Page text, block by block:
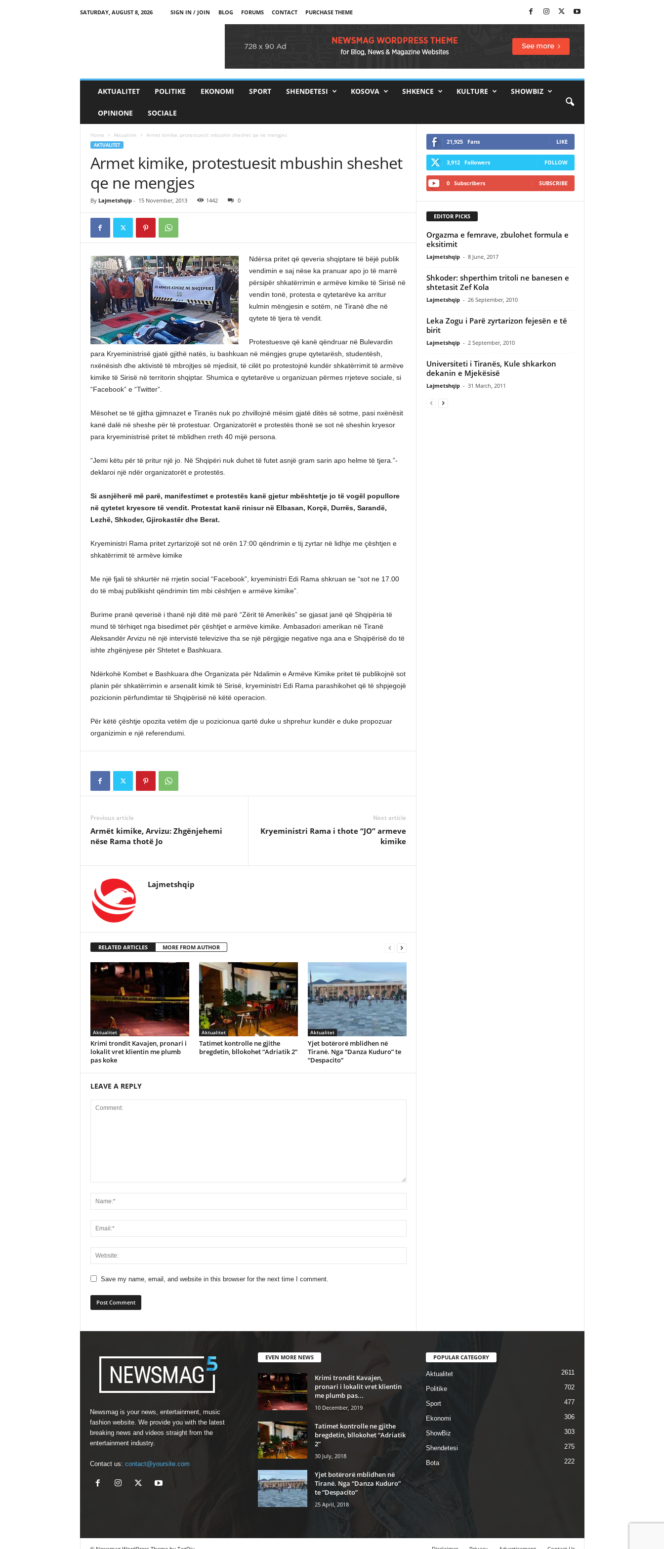
SATURDAY, AUGUST 8, 2026 SIGN IN / JOIN BLOG FORUMS CONTACT PURCHASE THEME
AKTUALITET POLITIKE EKONOMI SPORT SHENDETESI KOSOVA SHKENCE KULTURE SHOWBIZ
OPINIONE SOCIALE
Home Aktualitet Armet kimike, protestuesit mbushin sheshet qe ne mengjes
AKTUALITET
Armet kimike, protestuesit mbushin sheshet
qe ne mengjes
By Lajmetshqip- 15 November, 2013 1442 0
Ndërsa pritet që qeveria shqiptare të bëjë publik
vendimin e saj nëse ka pranuar apo jo të marrë
përsipër shkatërrimin e armëve kimike të Sirisë në
vendin tonë, protesta e qytetarëve ka arritur
kulmin mëngjesin e sotëm, në Tiranë dhe në
qytete të tjera të vendit.
Protestuesve që kanë qëndruar në Bulevardin
para Kryeministrisë gjatë gjithë natës, iu bashkuan në mëngjes grupe qytetarësh, studentësh,
nxënësish dhe aktivistë të mbrojtjes së mjedisit, të cilët po protestojnë kundër shkatërrimit të armëve
kimike të Sirisë në territorin shqiptar. Shumica e qytetarëve u organizuan përmes rrjeteve sociale, si
“Facebook” e “Twitter”.
Mësohet se të gjitha gjimnazet e Tiranës nuk po zhvillojnë mësim gjatë ditës së sotme, pasi nxënësit
kanë dalë në sheshe për të protestuar. Organizatorët e protestës thonë se sot në sheshin kryesor
para kryeministrisë pritet të mblidhen rreth 40 mijë persona.
“Jemi këtu për të pritur një jo. Në Shqipëri nuk duhet të futet asnjë gram sarin apo helme të tjera.”-
deklaroi një ndër organizatorët e protestës.
Si asnjëherë më parë, manifestimet e protestës kanë gjetur mbështetje jo të vogël popullore
në qytetet kryesore të vendit. Protestat kanë rinisur në Elbasan, Korçë, Durrës, Sarandë,
Lezhë, Shkoder, Gjirokastër dhe Berat.
Kryeministri Rama pritet zyrtarizojë sot në orën 17:00 qëndrimin e tij zyrtar në lidhje me çështjen e
shkatërrimit të armëve kimike
Me një fjali të shkurtër në rrjetin social “Facebook”, kryeministri Edi Rama shkruan se “sot ne 17.00
do të mbaj publikisht qëndrimin tim mbi cështjen e armëve kimike”.
Burime pranë qeverisë i thanë një ditë më parë “Zërit të Amerikës” se gjasat janë që Shqipëria të
mund të tërhiqet nga bisedimet për çështjet e armëve kimike. Ambasadori amerikan në Tiranë
Aleksandër Arvizu në një intervistë televizive tha se një përgjigje negative nga ana e Shqipërisë do të
ishte zhgënjyese për Shtetet e Bashkuara.
Ndërkohë Kombet e Bashkuara dhe Organizata për Ndalimin e Armëve Kimike pritet të publikojnë sot
planin për shkatërrimin e arsenalit kimik të Sirisë, kryeministri Edi Rama parashikohet që të shpjegojë
pozicionin përfundimtar të Shqipërisë në këtë operacion.
Për këtë çështje opozita vetëm dje u pozicionua qartë duke u shprehur kundër e duke propozuar
organizimin e një referendumi.
Previous article
Armët kimike, Arvizu: Zhgënjehemi
nëse Rama thotë Jo
Next article
Kryeministri Rama i thote “JO” armeve
kimike
Lajmetshqip
RELATED ARTICLES MORE FROM AUTHOR
Aktualitet
Krimi trondit Kavajen, pronari i
lokalit vret klientin me plumb
pas koke
Aktualitet
Tatimet kontrolle ne gjithe
bregdetin, bllokohet “Adriatik 2”
Aktualitet
Yjet botërorë mblidhen në
Tiranë. Nga “Danza Kuduro” te
“Despacito”
LEAVE A REPLY
Save my name, email, and website in this browser for the next time I comment.
21,925 Fans LIKE
3,912 Followers FOLLOW
0 Subscribers SUBSCRIBE
EDITOR PICKS
Orgazma e femrave, zbulohet formula e
eksitimit
Lajmetshqip - 8 June, 2017
Shkoder: shperthim tritoli ne banesen e
shtetasit Zef Kola
Lajmetshqip - 26 September, 2010
Leka Zogu i Parë zyrtarizon fejesën e të
birit
Lajmetshqip - 2 September, 2010
Universiteti i Tiranës, Kule shkarkon
dekanin e Mjekësisë
Lajmetshqip - 31 March, 2011
Newsmag is your news, entertainment, music
fashion website. We provide you with the latest
breaking news and videos straight from the
entertainment industry.
Contact us: contact@yoursite.com
EVEN MORE NEWS
Krimi trondit Kavajen,
pronari i lokalit vret klientin
me plumb pas...
10 December, 2019
Tatimet kontrolle ne gjithe
bregdetin, bllokohet “Adriatik
2”
30 July, 2018
Yjet botërorë mblidhen në
Tiranë. Nga “Danza Kuduro”
te “Despacito”
25 April, 2018
POPULAR CATEGORY
Aktualitet 2611
Politike 702
Sport 477
Ekonomi 306
ShowBiz 303
Shendetesi 275
Bota 222